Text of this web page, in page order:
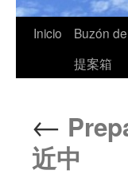
Inicio
Buzón
提案箱
←
近中